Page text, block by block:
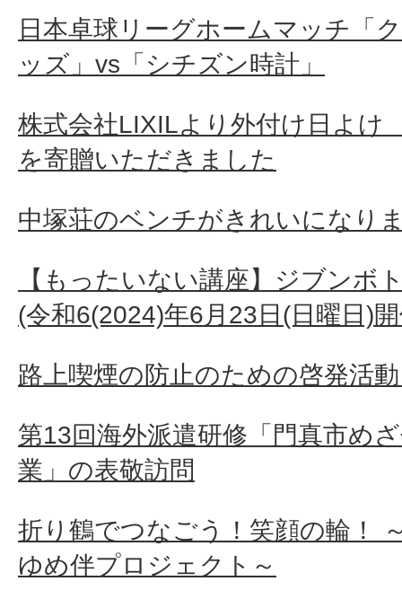
日本卓球リーグホームマッチ「
ッズ」vs「シチズン時計」
株式会社LIXILより外付け日よけ
を寄贈いただきました
中塚荘のベンチがきれいになり
【もったいない講座】ジブンボ
(令和6(2024)年6月23日(日曜日)
路上喫煙の防止のための啓発活
第13回海外派遣研修「門真市め
業」の表敬訪問
折り鶴でつなごう！笑顔の輪！
ゆめ伴プロジェクト～